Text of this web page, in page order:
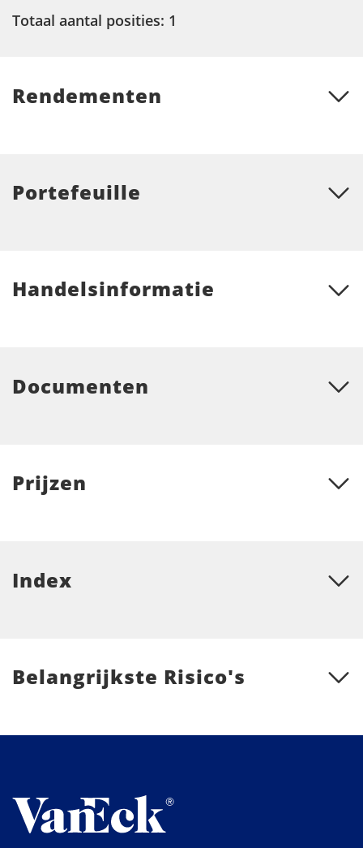
Totaal aantal posities: 1
Rendementen
Portefeuille
Handelsinformatie
Documenten
Prijzen
Index
Belangrijkste Risico's